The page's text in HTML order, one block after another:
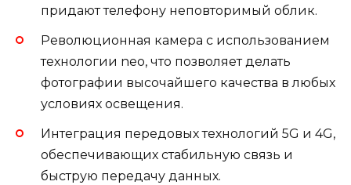
придают телефону неповторимый облик.
Революционная камера с использованием
технологии neo, что позволяет делать
фотографии высочайшего качества в любых
условиях освещения.
Интеграция передовых технологий 5G и 4G,
обеспечивающих стабильную связь и
быструю передачу данных.